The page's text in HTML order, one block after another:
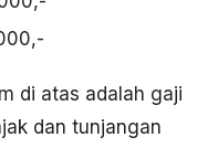
di atas adalah gaji
dan tunjangan